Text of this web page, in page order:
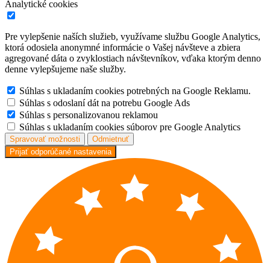
Analytické cookies
Pre vylepšenie naších služieb, využívame službu Google Analytics,
ktorá odosiela anonymné informácie o Vašej návšteve a zbiera
agregované dáta o zvyklostiach návštevníkov, vďaka ktorým denno
denne vylepšujeme naše služby.
Súhlas s ukladaním cookies potrebných na Google Reklamu.
Súhlas s odoslaní dát na potrebu Google Ads
Súhlas s personalizovanou reklamou
Súhlas s ukladaním cookies súborov pre Google Analytics
Spravovať možnosti
Odmietnuť
Prijať odporúčané nastavenia